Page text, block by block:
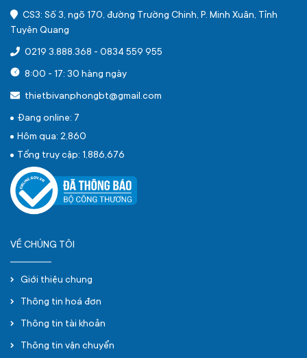
CS3: Số 3, ngõ 170, đường Trường Chinh, P. Minh Xuân, Tỉnh
Tuyên Quang
0219 3.888.368 - 0834 559 955
8:00 - 17: 30 hàng ngày
thietbivanphongbt@gmail.com
Đang online: 7
Hôm qua: 2,860
Tổng truy cập: 1,886,676
VỀ CHÚNG TÔI
Giới thiệu chung
Thông tin hoá đơn
Thông tin tài khoản
Thông tin vận chuyển